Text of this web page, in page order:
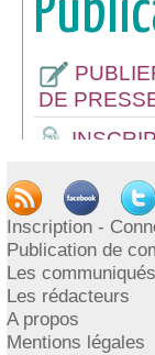
DE
Inscription -
Publication de
Les
Les rédacteurs
A propos
Mentions légales